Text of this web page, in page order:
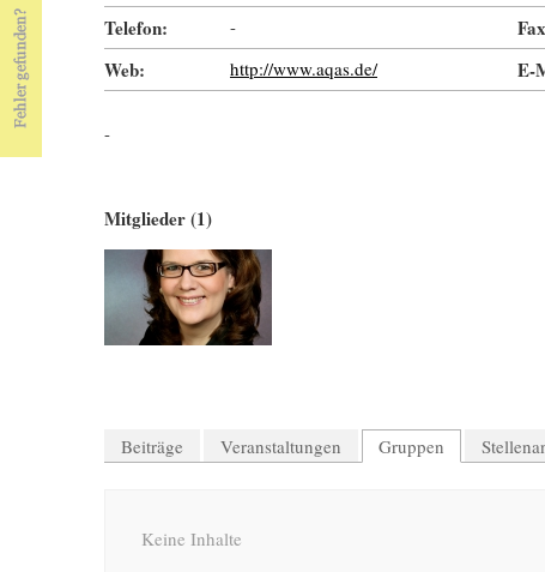
Telefon: -
Web: http://www.aqas.de/ E-
-
Mitglieder (1)
Beiträge Veranstaltungen Gruppen
Keine Inhalte